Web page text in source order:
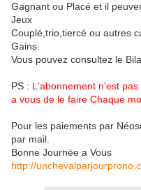
Gagnant ou Placé et il
Jeux
Couplé,trio,tiercé ou autres
Gains.
Vous pouvez consultez le
PS : L'abonnement n'est
a vous de le faire Chaque
Pour les paiements par
par mail.
Bonne Journée a Vous
http://